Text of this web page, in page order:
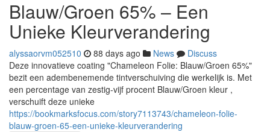
Blauw/Groen 65% – Een
Unieke Kleurverandering
alyssaorvm052510 88 days ago News
Discuss
Deze innovatieve coating "Chameleon Folie: Blauw/Groen 65%"
bezit een adembenemende tintverschuiving die werkelijk is. Met
een percentage van zestig-vijf procent Blauw/Groen kleur ,
verschuift deze unieke
https://bookmarksfocus.com/story7113743/chameleon-folie-
blauw-groen-65-een-unieke-kleurverandering